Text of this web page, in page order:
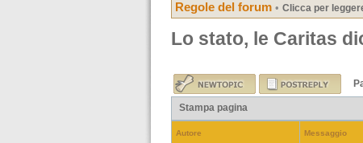
Regole del forum • Clicca per
Lo stato, le Caritas
Stampa pagina
Autore Messaggio